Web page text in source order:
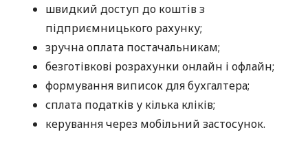
швидкий доступ до коштів з
підприємницького рахунку;
зручна оплата постачальникам;
безготівкові розрахунки онлайн і офлайн;
формування виписок для бухгалтера;
сплата податків у кілька кліків;
керування через мобільний застосунок.